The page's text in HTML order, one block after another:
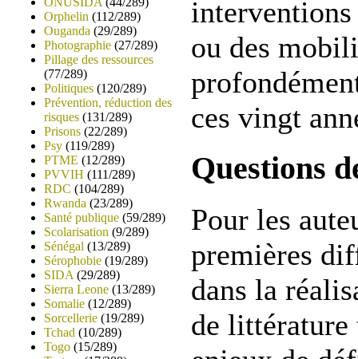
Orphelin (112/289)
Ouganda (29/289)
Photographie (27/289)
Pillage des ressources
(77/289)
Politiques (120/289)
Prévention, réduction des
risques (131/289)
Prisons (22/289)
Psy (119/289)
PTME (12/289)
PVVIH (111/289)
RDC (104/289)
Rwanda (23/289)
Santé publique (59/289)
Scolarisation (9/289)
Sénégal (13/289)
Sérophobie (19/289)
SIDA (29/289)
Sierra Leone (13/289)
Somalie (12/289)
Sorcellerie (19/289)
Tchad (10/289)
Togo (15/289)
interventions
ou des
ces vingt
Questions
Pour les
premières
dans la
de